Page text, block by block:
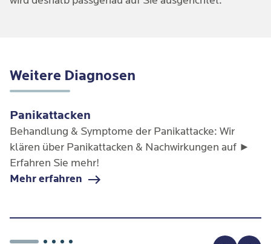
Weitere Diagnosen
Panikattacken
Behandlung & Symptome der Panikattacke: Wir
klären über Panikattacken & Nachwirkungen auf ►
Erfahren Sie mehr!
Mehr erfahren